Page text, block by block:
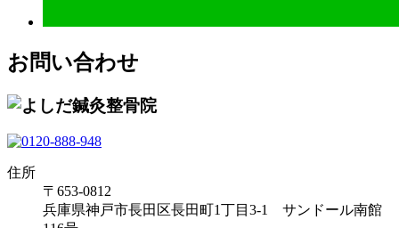
お問い合わせ
住所
〒653-0812
兵庫県神戸市長田区長田町1丁目3-1 サンドール南館